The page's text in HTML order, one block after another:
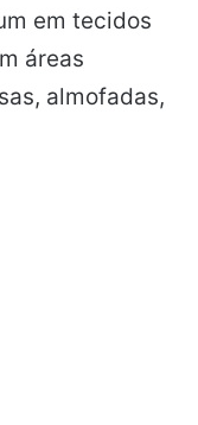
em tecidos
áreas
almofadas,